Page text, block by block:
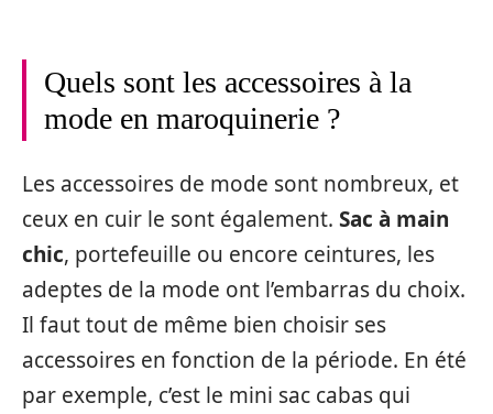
Quels sont les accessoires à la
mode en maroquinerie ?
Les accessoires de mode sont nombreux, et
ceux en cuir le sont également. Sac à main
chic, portefeuille ou encore ceintures, les
adeptes de la mode ont l’embarras du choix.
Il faut tout de même bien choisir ses
accessoires en fonction de la période. En été
par exemple, c’est le mini sac cabas qui